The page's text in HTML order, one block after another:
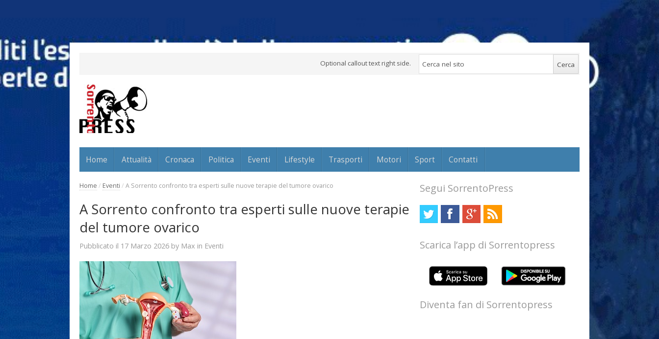
Optional callout text right side.
Home Attualità Cronaca Politica Eventi Lifestyle Trasporti Motori Sport Contatti
Home / Eventi / A Sorrento confronto tra esperti sulle nuove terapie del tumore ovarico
A Sorrento confronto tra esperti sulle nuove terapie
del tumore ovarico
Pubblicato il 17 Marzo 2026 by Max in Eventi
Segui SorrentoPress
Scarica l’app di Sorrentopress
Diventa fan di Sorrentopress